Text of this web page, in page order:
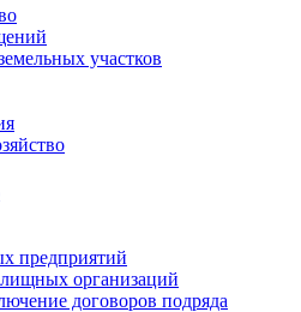
участков
предприятий
организаций
договоров подряда